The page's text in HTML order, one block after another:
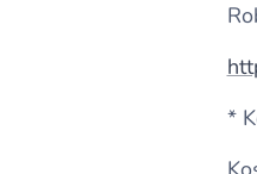
*